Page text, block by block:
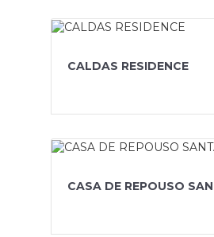
CALDAS RESIDENCE
CASA DE REPOUSO